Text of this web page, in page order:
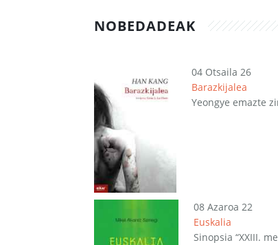
NOBEDADEAK
04 Otsaila 26
Barazkijalea
Yeongye emazte
08 Azaroa 22
Euskalia
Sinopsia “XXIII.